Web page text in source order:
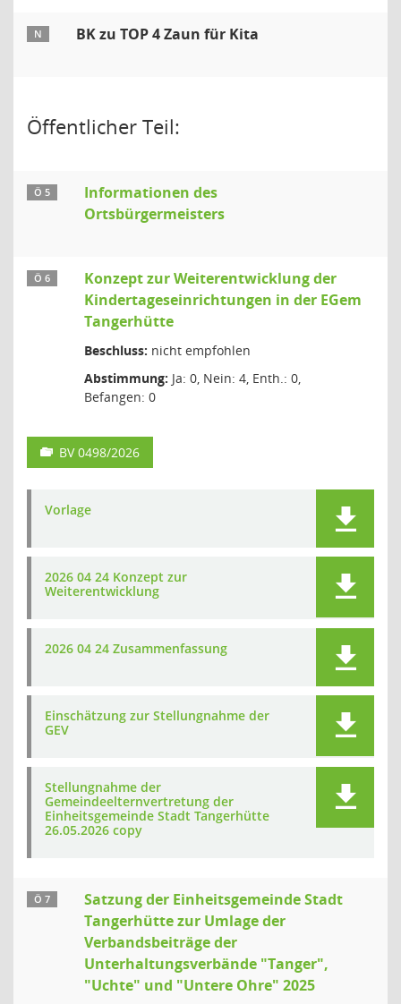
N BK zu TOP 4 Zaun für Kita
Öffentlicher Teil:
Ö 5
Informationen des
Ortsbürgermeisters
Ö 6
Konzept zur Weiterentwicklung der
Kindertageseinrichtungen in der EGem
Tangerhütte
Beschluss: nicht empfohlen
Abstimmung: Ja: 0, Nein: 4, Enth.: 0,
Befangen: 0
BV 0498/2026
Vorlage
2026 04 24 Konzept zur
Weiterentwicklung
2026 04 24 Zusammenfassung
Einschätzung zur Stellungnahme der
GEV
Stellungnahme der
Gemeindeelternvertretung der
Einheitsgemeinde Stadt Tangerhütte
26.05.2026 copy
Ö 7
Satzung der Einheitsgemeinde Stadt
Tangerhütte zur Umlage der
Verbandsbeiträge der
Unterhaltungsverbände "Tanger",
"Uchte" und "Untere Ohre" 2025